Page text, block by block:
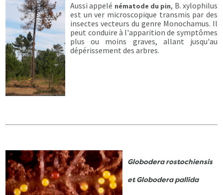
Aussi appelé nématode du pin, B. xylophilus
est un ver microscopique transmis par des
insectes vecteurs du genre Monochamus. Il
peut conduire à l'apparition de symptômes
plus ou moins graves, allant jusqu'au
dépérissement des arbres.
Globodera rostochiensis
etGlobodera pallida